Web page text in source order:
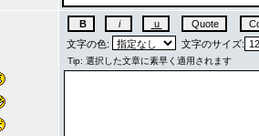
文字の色: 文字のサイズ: